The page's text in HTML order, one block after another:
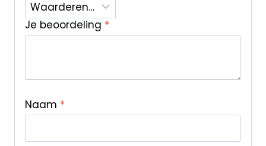
Je beoordeling *
Naam *